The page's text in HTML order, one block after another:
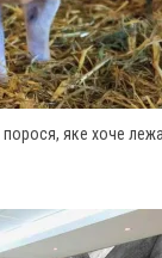
яке хоче